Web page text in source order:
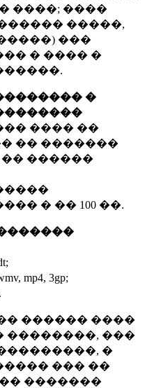
����; ����
�����,
���
� ���� �
�
���� ��
�� �������
������
� �� 100 ��.
mp4, 3gp;
������ ����
��������, ���
�
��� ��
�������